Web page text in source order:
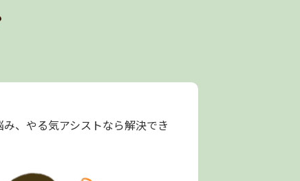
、やる気アシストなら解決でき